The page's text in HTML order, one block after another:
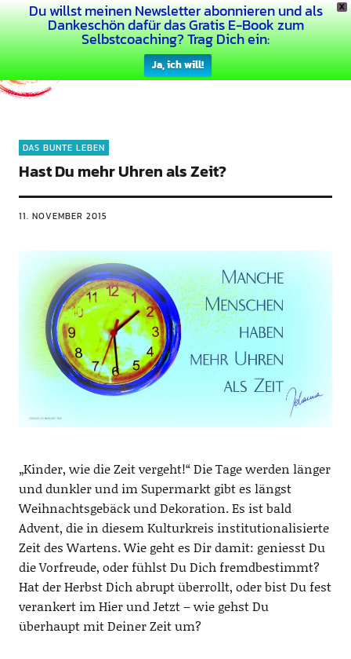
X
Du willst meinen Newsletter abonnieren und als
Dankeschön dafür das Gratis E-Book zum
Selbstcoaching? Trag Dich ein:
Ja, ich will!
Dein Buntes Leben
DAS BUNTE LEBEN
Hast Du mehr Uhren als Zeit?
11. NOVEMBER 2015
„Kinder, wie die Zeit vergeht!“ Die Tage werden länger
und dunkler und im Supermarkt gibt es längst
Weihnachtsgebäck und Dekoration. Es ist bald
Advent, die in diesem Kulturkreis institutionalisierte
Zeit des Wartens. Wie geht es Dir damit: geniesst Du
die Vorfreude, oder fühlst Du Dich fremdbestimmt?
Hat der Herbst Dich abrupt überrollt, oder bist Du fest
verankert im Hier und Jetzt – wie gehst Du
überhaupt mit Deiner Zeit um?